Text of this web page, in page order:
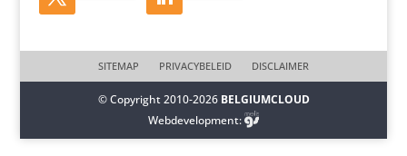
SITEMAP PRIVACYBELEID DISCLAIMER
© Copyright 2010-2026 BELGIUMCLOUD
Webdevelopment: